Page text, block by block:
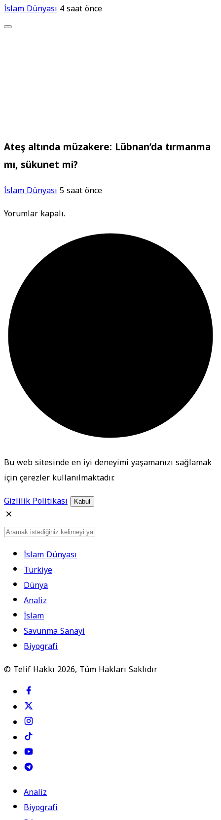
İslam Dünyası4 saat önce
Ateş altında müzakere: Lübnan’da tırmanma
mı, sükunet mi?
İslam Dünyası5 saat önce
Yorumlar kapalı.
Bu web sitesinde en iyi deneyimi yaşamanızı sağlamak
için çerezler kullanılmaktadır.
Gizlilik Politikası
Kabul
İslam Dünyası
Türkiye
Dünya
Analiz
İslam
Savunma Sanayi
Biyografi
© Telif Hakkı 2026, Tüm Hakları Saklıdır
Analiz
Biyografi